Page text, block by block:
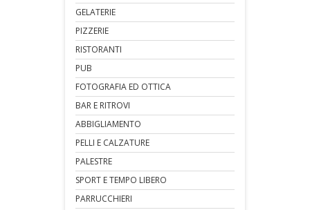
GELATERIE
PIZZERIE
RISTORANTI
PUB
FOTOGRAFIA ED OTTICA
BAR E RITROVI
ABBIGLIAMENTO
PELLI E CALZATURE
PALESTRE
SPORT E TEMPO LIBERO
PARRUCCHIERI